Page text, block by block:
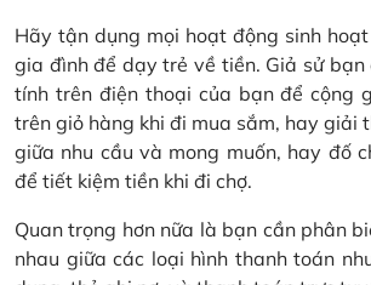
Hãy tận dụng mọi hoạt động sinh
gia đình để dạy trẻ về tiền. Giả sử
tính trên điện thoại của bạn để cộng
trên giỏ hàng khi đi mua sắm, hay giải
giữa nhu cầu và mong muốn, hay đố
để tiết kiệm tiền khi đi chợ.
Quan trọng hơn nữa là bạn cần phân
nhau giữa các loại hình thanh toán